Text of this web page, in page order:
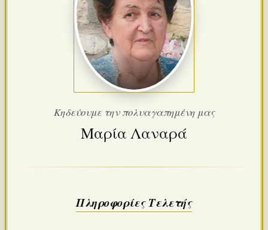
Κηδεύουμε την πολυαγαπημένη μας
Μαρία Λαναρά
Πληροφορίες Τελετής